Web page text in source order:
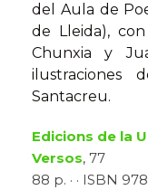
del Aula de
de Lleida),
Chunxia y
ilustraciones
Santacreu.
Edicions de la
Versos, 77
88 p. · · ISBN